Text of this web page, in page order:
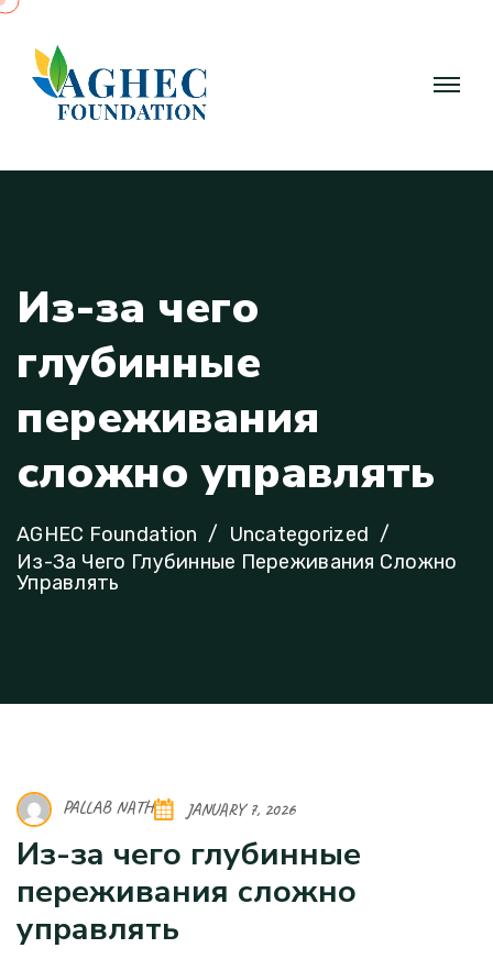
Из-за чего
глубинные
переживания
сложно управлять
AGHEC Foundation
Uncategorized
Из-За Чего Глубинные Переживания Сложно
Управлять
PALLAB NATH JANUARY 7, 2026
Из-за чего глубинные
переживания сложно
управлять